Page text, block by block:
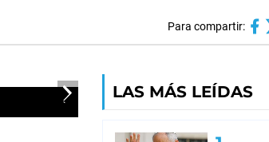
Para compartir:
LAS MÁS LEÍDAS